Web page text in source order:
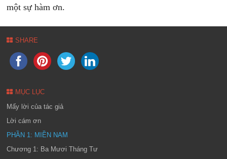
một sự hàm ơn.
SHARE
MỤC LỤC
Mấy lời của tác giả
Lời cám ơn
PHẦN 1: MIỀN NAM
Chương 1: Ba Mươi Tháng Tư